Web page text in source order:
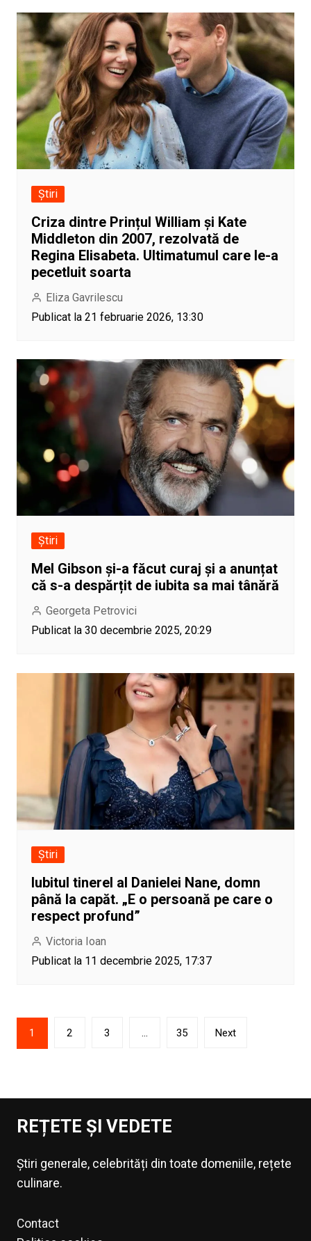
Știri
Criza dintre Prințul William și Kate
Middleton din 2007, rezolvată de
Regina Elisabeta. Ultimatumul care le-a
pecetluit soarta
Eliza Gavrilescu
Publicat la 21 februarie 2026, 13:30
Știri
Mel Gibson și-a făcut curaj și a anunțat
că s-a despărțit de iubita sa mai tânără
Georgeta Petrovici
Publicat la 30 decembrie 2025, 20:29
Știri
Iubitul tinerel al Danielei Nane, domn
până la capăt. „E o persoană pe care o
respect profund”
Victoria Ioan
Publicat la 11 decembrie 2025, 17:37
Paginație
articole
1 2 3 … 35 Next
REȚETE ȘI VEDETE
Știri generale, celebrități din toate domeniile, rețete
culinare.
Contact